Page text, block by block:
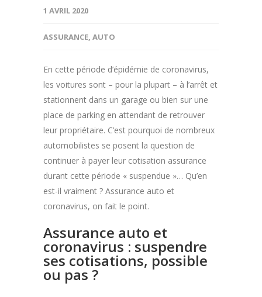
1 AVRIL 2020
ASSURANCE, AUTO
En cette période d’épidémie de coronavirus,
les voitures sont – pour la plupart – à l’arrêt et
stationnent dans un garage ou bien sur une
place de parking en attendant de retrouver
leur propriétaire. C’est pourquoi de nombreux
automobilistes se posent la question de
continuer à payer leur cotisation assurance
durant cette période « suspendue »… Qu’en
est-il vraiment ? Assurance auto et
coronavirus, on fait le point.
Assurance auto et
coronavirus : suspendre
ses cotisations, possible
ou pas ?